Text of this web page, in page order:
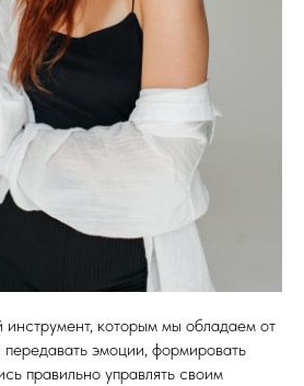
инструмент, которым мы обладаем от
эмоции, формировать
правильно управлять своим